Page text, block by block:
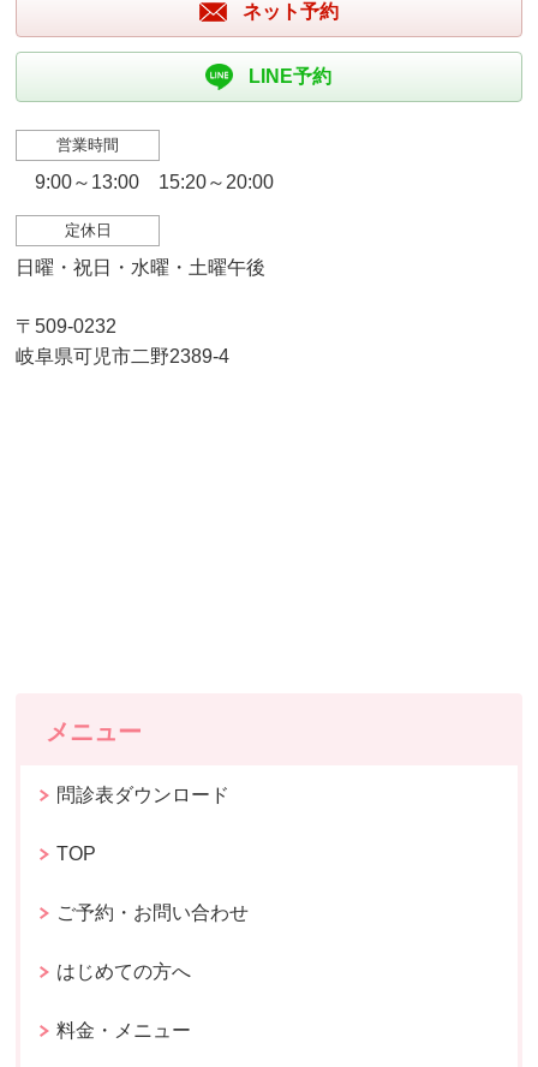
ネット予約
LINE予約
営業時間
9:00～13:00 15:20～20:00
定休日
日曜・祝日・水曜・土曜午後
〒509-0232
岐阜県可児市二野2389-4
メニュー
問診表ダウンロード
TOP
ご予約・お問い合わせ
はじめての方へ
料金・メニュー